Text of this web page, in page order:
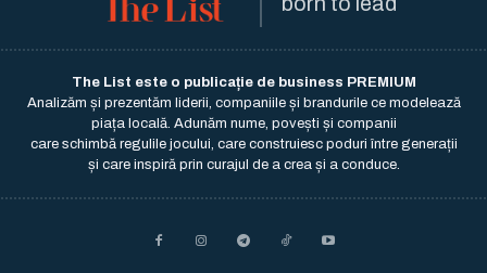
The List este o publicație de business PREMIUM
Analizăm și prezentăm liderii, companiile și brandurile ce modelează
piața locală. Adunăm nume, povești și companii
care schimbă regulile jocului, care construiesc poduri între generații
și care inspiră prin curajul de a crea și a conduce.